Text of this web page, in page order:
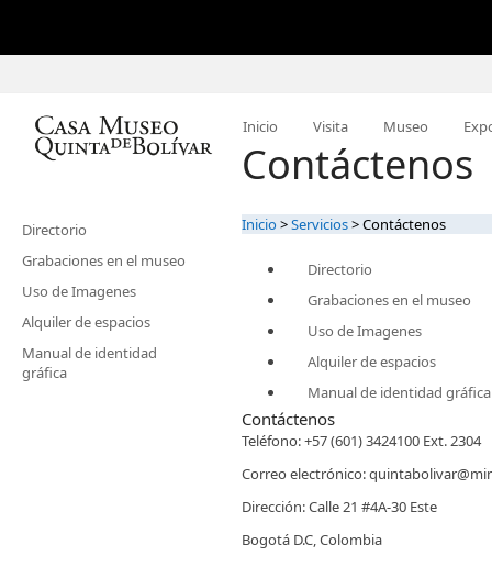
Inicio Visita Museo
Contáctenos
Directorio
Grabaciones en el museo
Uso de Imagenes
Alquiler de espacios
Manual de identidad
gráfica
Inicio>Servicios>Contáctenos
Directorio
Grabaciones en el museo
Uso de Imagenes
Alquiler de espacios
Manual de identidad gráfica
​C​ontáctenos
​Teléfono: +57 (601) 3424100 Ext. 2304
Correo electrónico:
Dirección: Calle 21 #4A-30 Este
Bogotá D.C, Colombia